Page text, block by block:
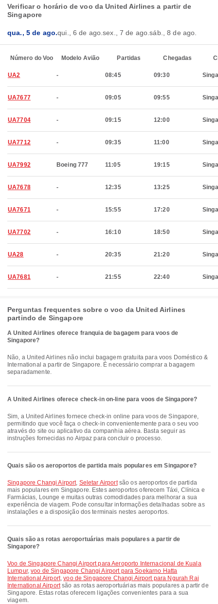
Verificar o horário de voo da United Airlines a partir de
Singapore
qua., 5 de ago.qui., 6 de ago.sex., 7 de ago.sáb., 8 de ago.
Número do Voo Modelo Avião Partidas Chegadas
UA2 - 08:45 09:30
UA7677 - 09:05 09:55
UA7704 - 09:15 12:00
UA7712 - 09:35 11:00
UA7992 Boeing 777 11:05 19:15
UA7678 - 12:35 13:25
UA7671 - 15:55 17:20
UA7702 - 16:10 18:50
UA28 - 20:35 21:20
UA7681 - 21:55 22:40
Perguntas frequentes sobre o voo da United Airlines
partindo de Singapore
A United Airlines oferece franquia de bagagem para voos de
Singapore?
Não, a United Airlines não inclui bagagem gratuita para voos Doméstico &
International a partir de Singapore. É necessário comprar a bagagem
separadamente.
A United Airlines oferece check-in on-line para voos de Singapore?
Sim, a United Airlines fornece check-in online para voos de Singapore,
permitindo que você faça o check-in convenientemente para o seu voo
através do site ou aplicativo da companhia aérea. Basta seguir as
instruções fornecidas no Airpaz para concluir o processo.
Quais são os aeroportos de partida mais populares em Singapore?
Singapore Changi Airport, Seletar Airportsão os aeroportos de partida
mais populares em Singapore. Estes aeroportos oferecem Táxi, Clínica e
Farmácias, Lounge e muitas outras comodidades para melhorar a sua
experiência de viagem. Pode consultar informações detalhadas sobre as
instalações e a disposição dos terminais nestes aeroportos.
Quais são as rotas aeroportuárias mais populares a partir de
Singapore?
voo de Singapore Changi Airport para Aeroporto Internacional de Kuala
Lumpur,voo de Singapore Changi Airport para Soekarno Hatta
International Airport,voo de Singapore Changi Airport para Ngurah Rai
International Airportsão as rotas aeroportuárias mais populares a partir de
Singapore. Estas rotas oferecem ligações convenientes para a sua
viagem.